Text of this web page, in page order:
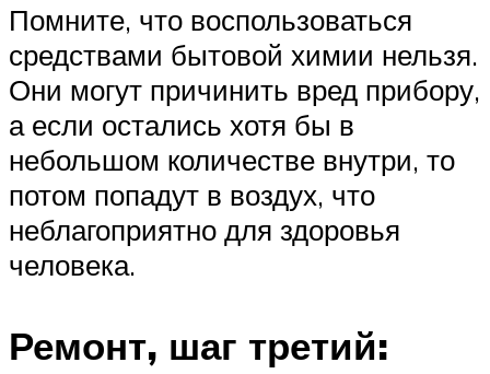
Помните, что воспользоваться
средствами бытовой химии нельзя.
Они могут причинить вред прибору,
а если остались хотя бы в
небольшом количестве внутри, то
потом попадут в воздух, что
неблагоприятно для здоровья
человека.
Ремонт, шаг третий: